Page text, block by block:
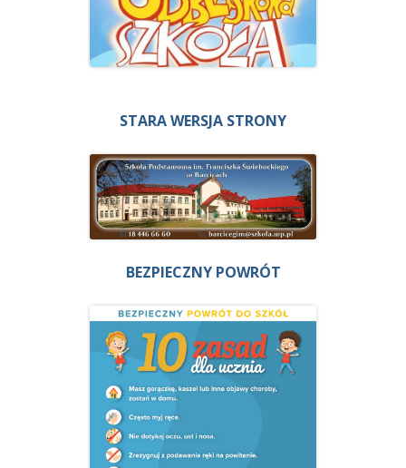
STARA WERSJA STRONY
BEZPIECZNY POWRÓT